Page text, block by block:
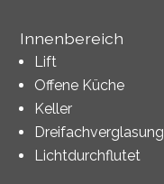
Innenbereich
Lift
Offene Küche
Keller
Dreifachverglasung
Lichtdurchflutet